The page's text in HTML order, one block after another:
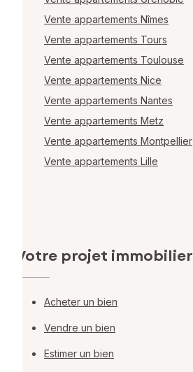
Vente appartements Nîmes
Vente appartements Tours
Vente appartements Toulouse
Vente appartements Nice
Vente appartements Nantes
Vente appartements Metz
Vente appartements Montpellier
Vente appartements Lille
Votre projet immobilier
Acheter un bien
Vendre un bien
Estimer un bien